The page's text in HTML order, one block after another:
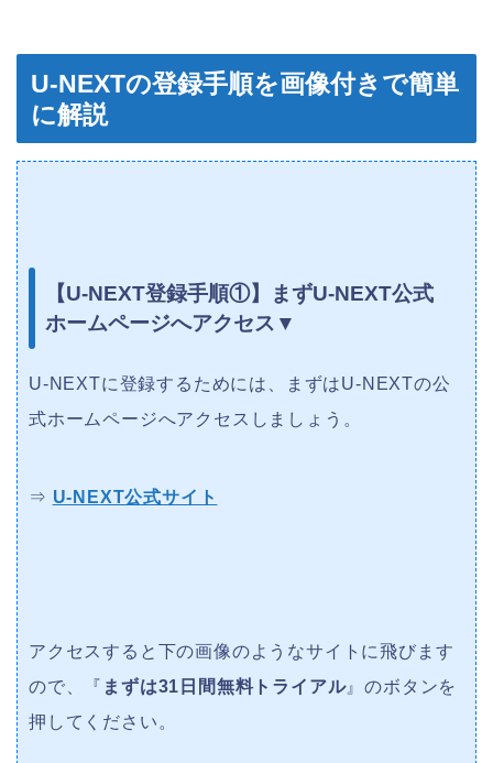
U-NEXTの登録手順を画像付きで簡単
に解説
【U-NEXT登録手順①】まずU-NEXT公式
ホームページへアクセス▼
U-NEXTに登録するためには、まずはU-NEXTの公
式ホームページへアクセスしましょう。
⇒ U-NEXT公式サイト
アクセスすると下の画像のようなサイトに飛びます
ので、『 まずは31日間無料トライアル』のボタンを
押してください。